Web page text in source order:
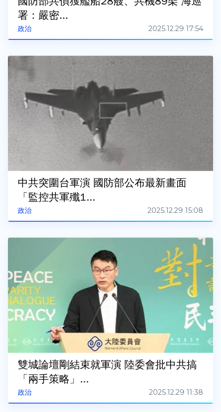
政治
署：嚴密...
2025.12.29 17:54
政治
中共突圍台軍演 國防部公布最新畫面
「監控共軍殲1...
2025.12.29 15:08
政治
雙城論壇剛結束就軍演 陸委會批中共搞
「兩手策略」...
2025.12.29 11:38